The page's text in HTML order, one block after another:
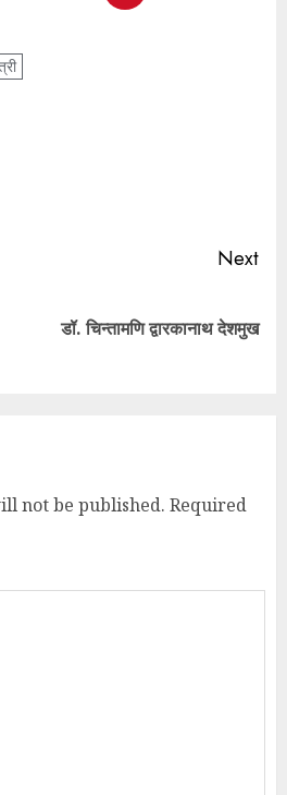
Next
डॉ. चिन्तामणि द्वारकानाथ देशमुख
not be published. Required